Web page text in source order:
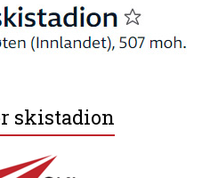
skistadion